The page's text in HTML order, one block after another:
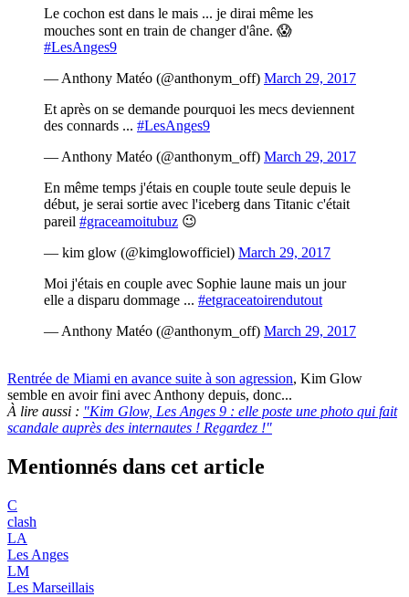
Le cochon est dans le mais ... je dirai même les
mouches sont en train de changer d'âne. 😱
#LesAnges9
— Anthony Matéo (@anthonym_off) March 29, 2017
Et après on se demande pourquoi les mecs deviennent
des connards ... #LesAnges9
— Anthony Matéo (@anthonym_off) March 29, 2017
En même temps j'étais en couple toute seule depuis le
début, je serai sortie avec l'iceberg dans Titanic c'était
pareil #graceamoitubuz 😉
— kim glow (@kimglowofficiel) March 29, 2017
Moi j'étais en couple avec Sophie laune mais un jour
elle a disparu dommage ... #etgraceatoirendutout
— Anthony Matéo (@anthonym_off) March 29, 2017
Rentrée de Miami en avance suite à son agression, Kim Glow
semble en avoir fini avec Anthony depuis, donc...
À lire aussi : "Kim Glow, Les Anges 9 : elle poste une photo qui fait
scandale auprès des internautes ! Regardez !"
Mentionnés dans cet article
C
clash
LA
Les Anges
LM
Les Marseillais